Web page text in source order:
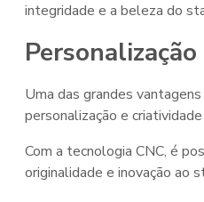
integridade e a beleza do
Uma das grandes
personalização e
Com a tecnologia CNC, é
originalidade e inovação ao